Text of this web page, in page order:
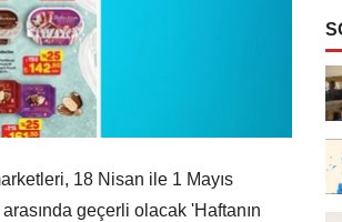
18 Nisan ile 1 Mayıs
geçerli olacak 'Haftanın